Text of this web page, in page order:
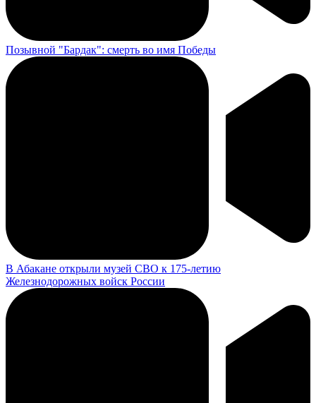
Позывной "Бардак": смерть во имя Победы
В Абакане открыли музей СВО к 175-летию
Железнодорожных войск России